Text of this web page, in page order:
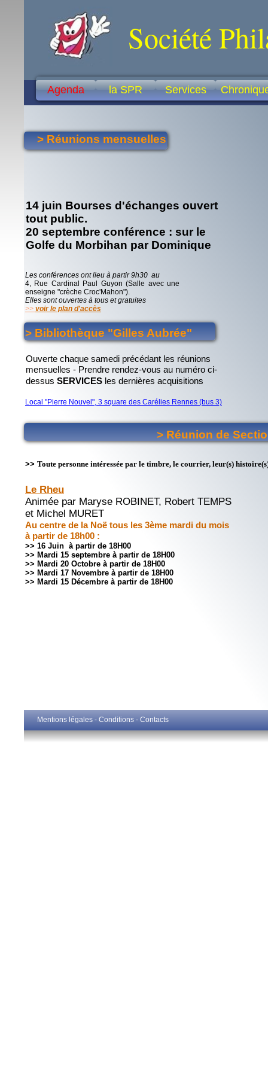
Ouverte chaque samedi précédant les réunions
mensuelles - Prendre rendez-vous au numéro ci-
dessus SERVICES les dernières acquisitions
> Réunions mensuelles
14 juin Bourses d'échanges ouvert
tout public.
20 septembre conférence : sur le
Golfe du Morbihan par Dominique
réservé à ses adhérents.
RENSEIGNEMENTS
"TEL 06 66 33 16 48 "
Les conférences ont lieu à partir 9h30 au
4, Rue Cardinal Paul Guyon (Salle avec une
enseigne "crèche Croc'Mahon").
Elles sont ouvertes à tous et gratuites
>> voir le plan d'accès
> Bibliothèque "Gilles Aubrée"
Local "Pierre Nouvel", 3 square des Carélies Rennes (bus 3)
>> Toute personne intéressée par le timbre, le courrier, leur(s)
> Réunion de
Le Rheu
Animée par Maryse ROBINET, Robert TEMPS
et Michel MURET
Au centre de la Noë tous les 3ème mardi du mois
à partir de 18h00 :
>> 16 Juin à partir de 18H00
>> Mardi 15 septembre à partir de 18H00
>> Mardi 20 Octobre à partir de 18H00
>> Mardi 17 Novembre à partir de 18H00
>> Mardi 15 Décembre à partir de 18H00
la SPR
Société
Services
Agenda
Mentions légales - Conditions - Contacts